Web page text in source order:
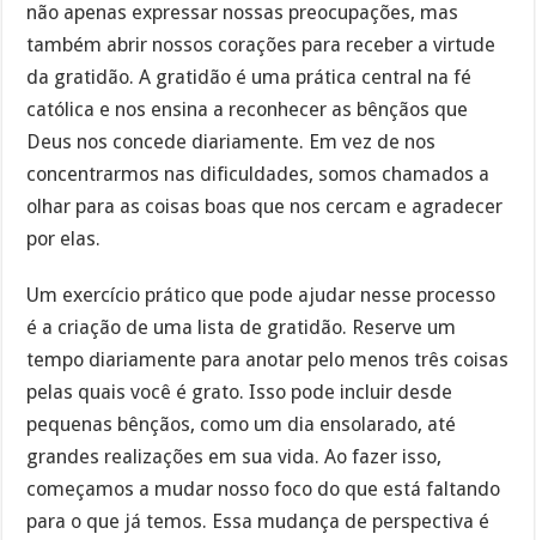
não apenas expressar nossas preocupações, mas
também abrir nossos corações para receber a virtude
da gratidão. A gratidão é uma prática central na fé
católica e nos ensina a reconhecer as bênçãos que
Deus nos concede diariamente. Em vez de nos
concentrarmos nas dificuldades, somos chamados a
olhar para as coisas boas que nos cercam e agradecer
por elas.
Um exercício prático que pode ajudar nesse processo
é a criação de uma lista de gratidão. Reserve um
tempo diariamente para anotar pelo menos três coisas
pelas quais você é grato. Isso pode incluir desde
pequenas bênçãos, como um dia ensolarado, até
grandes realizações em sua vida. Ao fazer isso,
começamos a mudar nosso foco do que está faltando
para o que já temos. Essa mudança de perspectiva é